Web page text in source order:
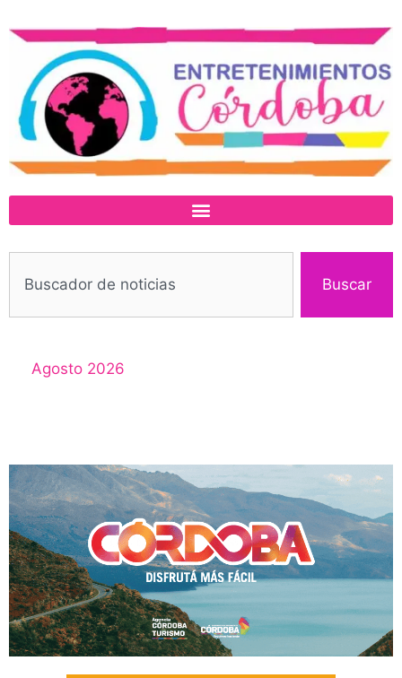
Buscar
Agosto 2026